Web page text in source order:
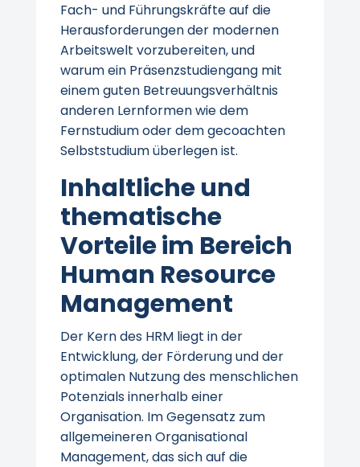
Fach- und Führungskräfte auf die
Herausforderungen der modernen
Arbeitswelt vorzubereiten, und
warum ein Präsenzstudiengang mit
einem guten Betreuungsverhältnis
anderen Lernformen wie dem
Fernstudium oder dem gecoachten
Selbststudium überlegen ist.
Inhaltliche und
thematische
Vorteile im Bereich
Human Resource
Management
Der Kern des HRM liegt in der
Entwicklung, der Förderung und der
optimalen Nutzung des menschlichen
Potenzials innerhalb einer
Organisation. Im Gegensatz zum
allgemeineren Organisational
Management, das sich auf die